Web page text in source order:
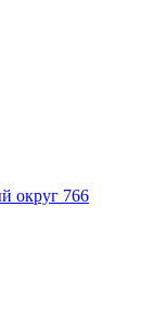
округ 766